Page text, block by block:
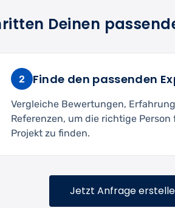
Deinen
2 Finde den passenden
Vergleiche Bewertungen,
Referenzen, um die richtige Person
Projekt zu finden.
Jetzt Anfrage